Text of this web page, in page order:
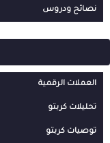
نصائح ودروس
العملات الرقمية
تحليلات كربتو
توصيات كربتو